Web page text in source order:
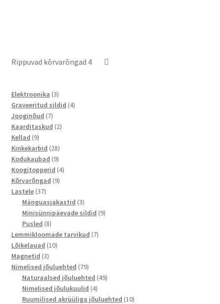
Rippuvad kõrvarõngad 4
Elektroonika 33
toodet
Graveeritud sildid 44
Jooginõud 77
toodet
Kaarditaskud 22
Kellad 99
toodet
Kinkekarbid 2828
toodet
Kodukaubad 99
toodet
Koogitopperid 44
Kõrvarõngad 99
Lastele 3737
toodet
Mänguasjakastid 33
toodet
Minisünnipäevade sildid 99
Pusled 88
toodet
Lemmikloomade tarvikud 77
Lõikelauad 1010
Magnetid 33
toodet
Nimelised jõuluehted 7979
toodet
Naturaalsed jõuluehted 4949
Nimelised jõulukuulid 44
toodet
Ruumilised akrüüliga jõuluehted 1010